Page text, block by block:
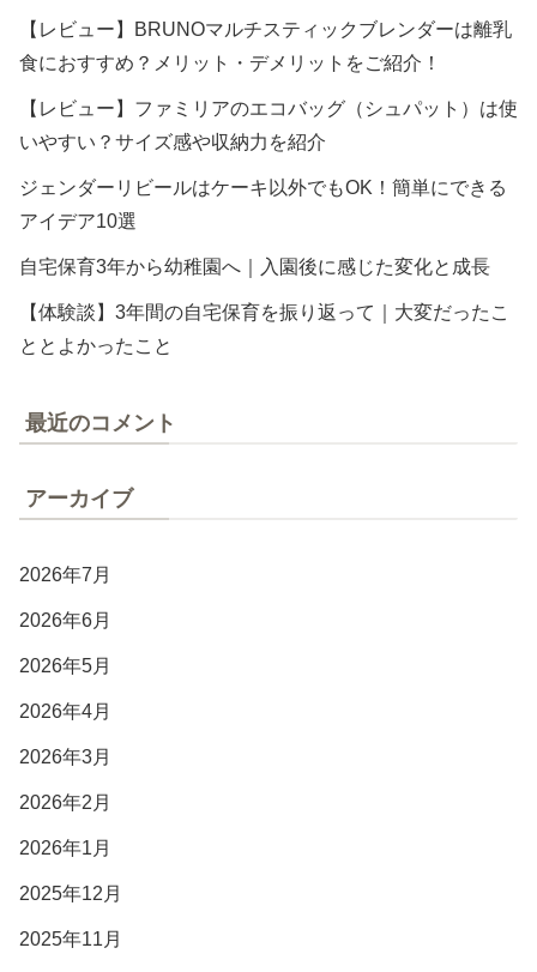
【レビュー】BRUNOマルチスティックブレンダーは離乳
食におすすめ？メリット・デメリットをご紹介！
【レビュー】ファミリアのエコバッグ（シュパット）は使
いやすい？サイズ感や収納力を紹介
ジェンダーリビールはケーキ以外でもOK！簡単にできる
アイデア10選
自宅保育3年から幼稚園へ｜入園後に感じた変化と成長
【体験談】3年間の自宅保育を振り返って｜大変だったこ
ととよかったこと
最近のコメント
アーカイブ
2026年7月
2026年6月
2026年5月
2026年4月
2026年3月
2026年2月
2026年1月
2025年12月
2025年11月